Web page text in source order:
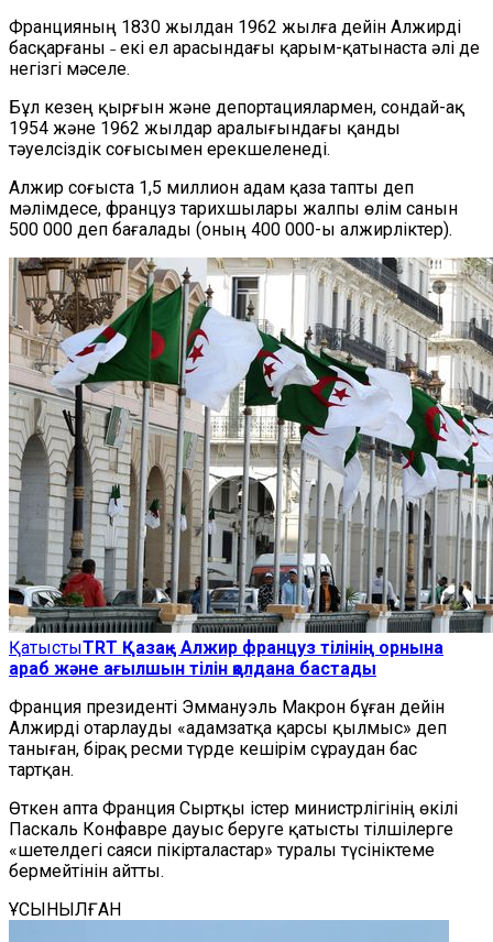
Францияның 1830 жылдан 1962 жылға дейін Алжирді
басқарғаны ˗ екі ел арасындағы қарым-қатынаста әлі де
негізгі мәселе.
Бұл кезең қырғын және депортациялармен, сондай-ақ
1954 және 1962 жылдар аралығындағы қанды
тәуелсіздік соғысымен ерекшеленеді.
Алжир соғыста 1,5 миллион адам қаза тапты деп
мәлімдесе, француз тарихшылары жалпы өлім санын
500 000 деп бағалады (оның 400 000-ы алжирліктер).
ҚатыстыTRT Қазақ - Алжир француз тілінің орнына
араб және ағылшын тілін қолдана бастады
Франция президенті Эммануэль Макрон бұған дейін
Алжирді отарлауды «адамзатқа қарсы қылмыс» деп
таныған, бірақ ресми түрде кешірім сұраудан бас
тартқан.
Өткен апта Франция Сыртқы істер министрлігінің өкілі
Паскаль Конфавре дауыс беруге қатысты тілшілерге
«шетелдегі саяси пікірталастар» туралы түсініктеме
бермейтінін айтты.
ҰСЫНЫЛҒАН